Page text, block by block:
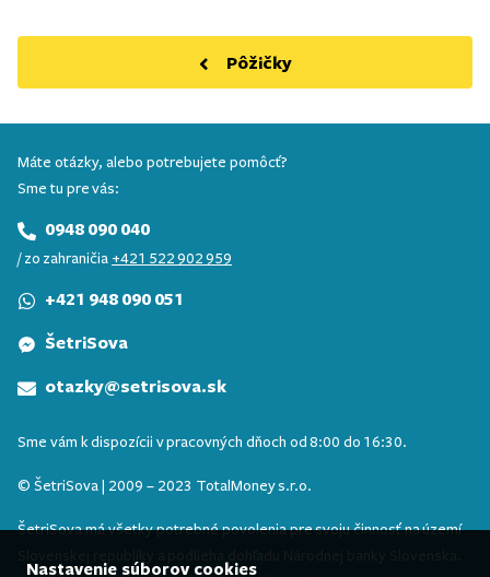
Pôžičky
Máte otázky, alebo potrebujete pomôcť?
Sme tu pre vás:
0948 090 040
/ zo zahraničia +421 522 902 959
+421 948 090 051
ŠetriSova
otazky@setrisova.sk
Sme vám k dispozícii v pracovných dňoch od 8:00 do 16:30.
© ŠetriSova | 2009 – 2023 TotalMoney s.r.o.
ŠetriSova má všetky potrebné povolenia pre svoju činnosť na území
Slovenskej republiky a podlieha dohľadu Národnej banky Slovenska.
Nastavenie súborov cookies